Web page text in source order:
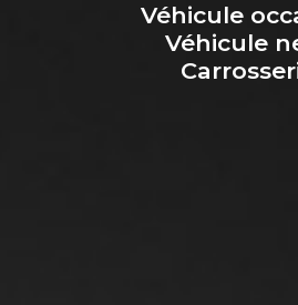
Véhicule
Véhicule